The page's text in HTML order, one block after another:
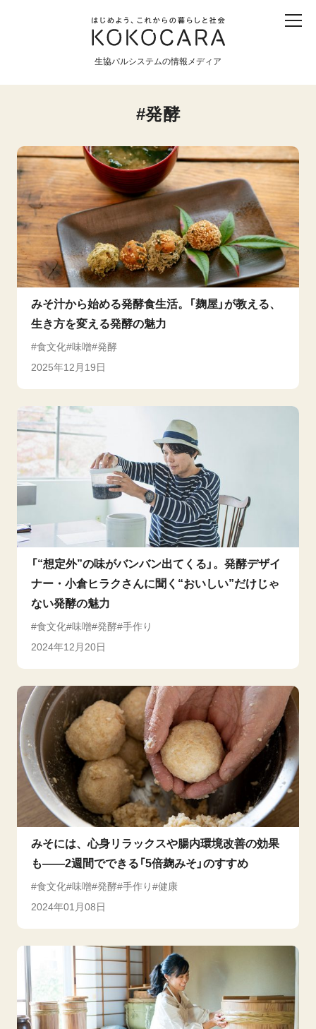
生協パルシステムの情報メディア
産直 食育 食べる 震災
暮らしと社会
環境と平和
生協の宅配パルシステム
発酵
みそ汁から始める発酵食生活。「麹屋」が教える、
生き方を変える発酵の魅力
食文化 味噌 発酵
2025年12月19日
「“想定外”の味がバンバン出てくる」。発酵デザイ
ナー・小倉ヒラクさんに聞く“おいしい”だけじゃ
ない発酵の魅力
食文化 味噌 発酵 手作り
2024年12月20日
みそには、心身リラックスや腸内環境改善の効果
も――2週間でできる「5倍麹みそ」のすすめ
食文化 味噌 発酵 手作り
健康
2024年01月08日